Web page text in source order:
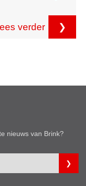
verder ❯
nieuws van Brink?